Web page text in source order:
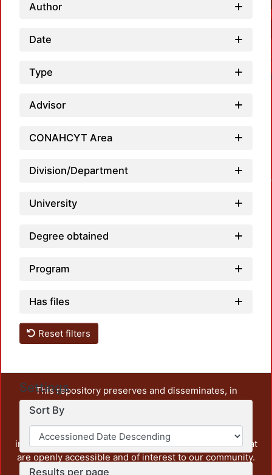
Author
Date
Type
Advisor
CONAHCYT Area
Division/Department
University
Degree obtained
Program
Has files
Reset filters
Settings
Sort By
Results per page
This repository preserves and disseminates, in
unrestricted open access, the teaching and research
output of UAM Azcapotzalco. It also includes some
administrative and graphic documents from the
institution, as well as content from other institutions that
are openly accessible and of interest to our community.